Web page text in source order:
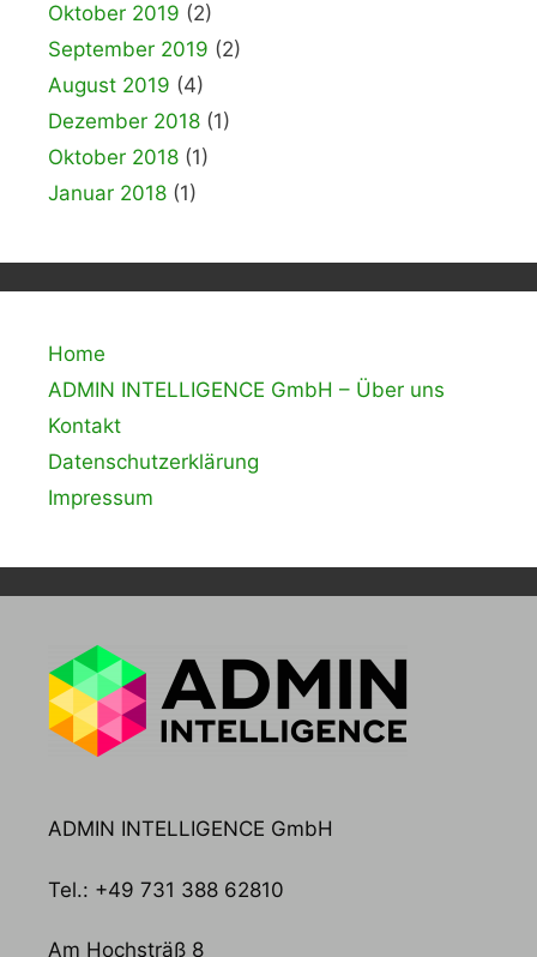
Oktober 2019 (2)
September 2019 (2)
August 2019 (4)
Dezember 2018 (1)
Oktober 2018 (1)
Januar 2018 (1)
Home
ADMIN INTELLIGENCE GmbH – Über uns
Kontakt
Datenschutzerklärung
Impressum
ADMIN INTELLIGENCE GmbH
Tel.: +49 731 388 62810
Am Hochsträß 8